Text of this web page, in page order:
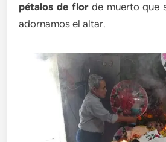
pétalos de florde muerto que
adornamos el altar.